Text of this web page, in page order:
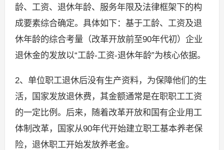
龄、工资、退休年龄、服务年限及法律框架下的构
成要素综合确定。具体如下：基于工龄、工资及退
休年龄的综合考量（改革开放前至90年代初）企业
退休金的发放以“工龄-工资-退休年龄”为核心依据。
2、单位职工退休后没有生产资料，为保障他们的生
活，国家发放退休费，其金额通常是在职职工工资
的一定比例。后来，随着改革开放和国有企业用工
体制改革，国家从90年代开始建立职工基本养老保
险，退休职工开始发放养老金。